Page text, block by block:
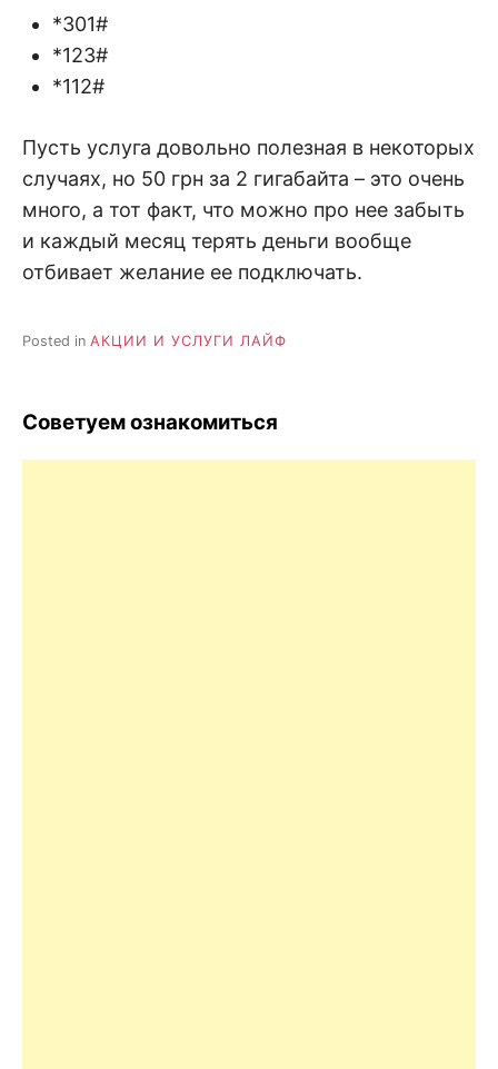
*301#
*123#
*112#
Пусть услуга довольно полезная в некоторых
случаях, но 50 грн за 2 гигабайта – это очень
много, а тот факт, что можно про нее забыть
и каждый месяц терять деньги вообще
отбивает желание ее подключать.
Posted in АКЦИИ И УСЛУГИ ЛАЙФ
Советуем ознакомиться